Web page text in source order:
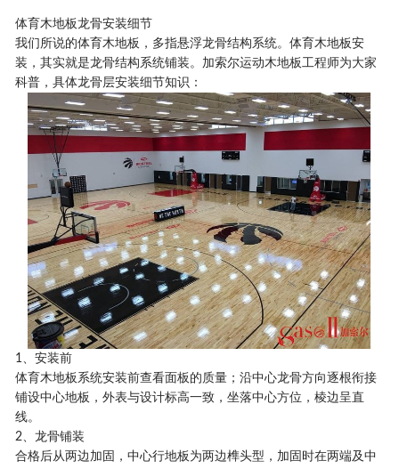
体育木地板龙骨安装细节
我们所说的体育木地板，多指悬浮龙骨结构系统。体育木地板安
装，其实就是龙骨结构系统铺装。加索尔运动木地板工程师为大家
科普，具体龙骨层安装细节知识：
1、安装前
体育木地板系统安装前查看面板的质量；沿中心龙骨方向逐根衔接
铺设中心地板，外表与设计标高一致，坐落中心方位，棱边呈直
线。
2、龙骨铺装
合格后从两边加固，中心行地板为两边榫头型，加固时在两端及中